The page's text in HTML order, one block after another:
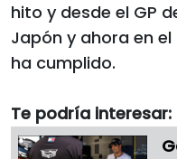
hito y desde el GP
Japón y ahora en
ha cumplido.
Te podría interesar: